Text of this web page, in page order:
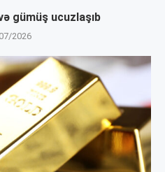
gümüş ucuzlaşıb
2026